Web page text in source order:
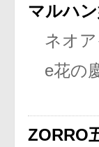
マルハ
ネオ
e花の
ZORRO